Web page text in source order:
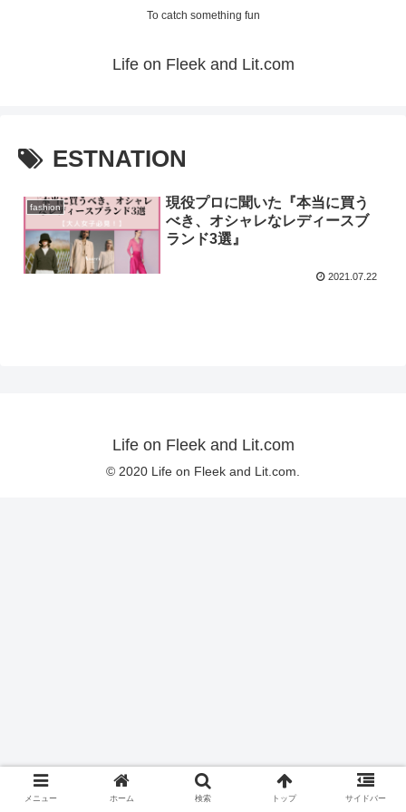
To catch something fun
Life on Fleek and Lit.com
ESTNATION
fashion
現役プロに聞いた『本当に買う
べき、オシャレなレディースブ
ランド3選』
2021.07.22
Life on Fleek and Lit.com
© 2020 Life on Fleek and Lit.com.
メニュー ホーム 検索 トップ サイドバー